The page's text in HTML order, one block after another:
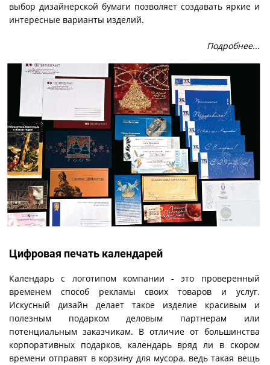
выбор дизайнерской бумаги позволяет создавать яркие и
интересные варианты изделий.
Подробнее...
Цифровая печать календарей
Календарь с логотипом компании - это проверенный
временем способ рекламы своих товаров и услуг.
Искусный дизайн делает такое изделие красивым и
полезным подарком деловым партнерам или
потенциальным заказчикам. В отличие от большинства
корпоративных подарков, календарь вряд ли в скором
времени отправят в корзину для мусора, ведь такая вещь